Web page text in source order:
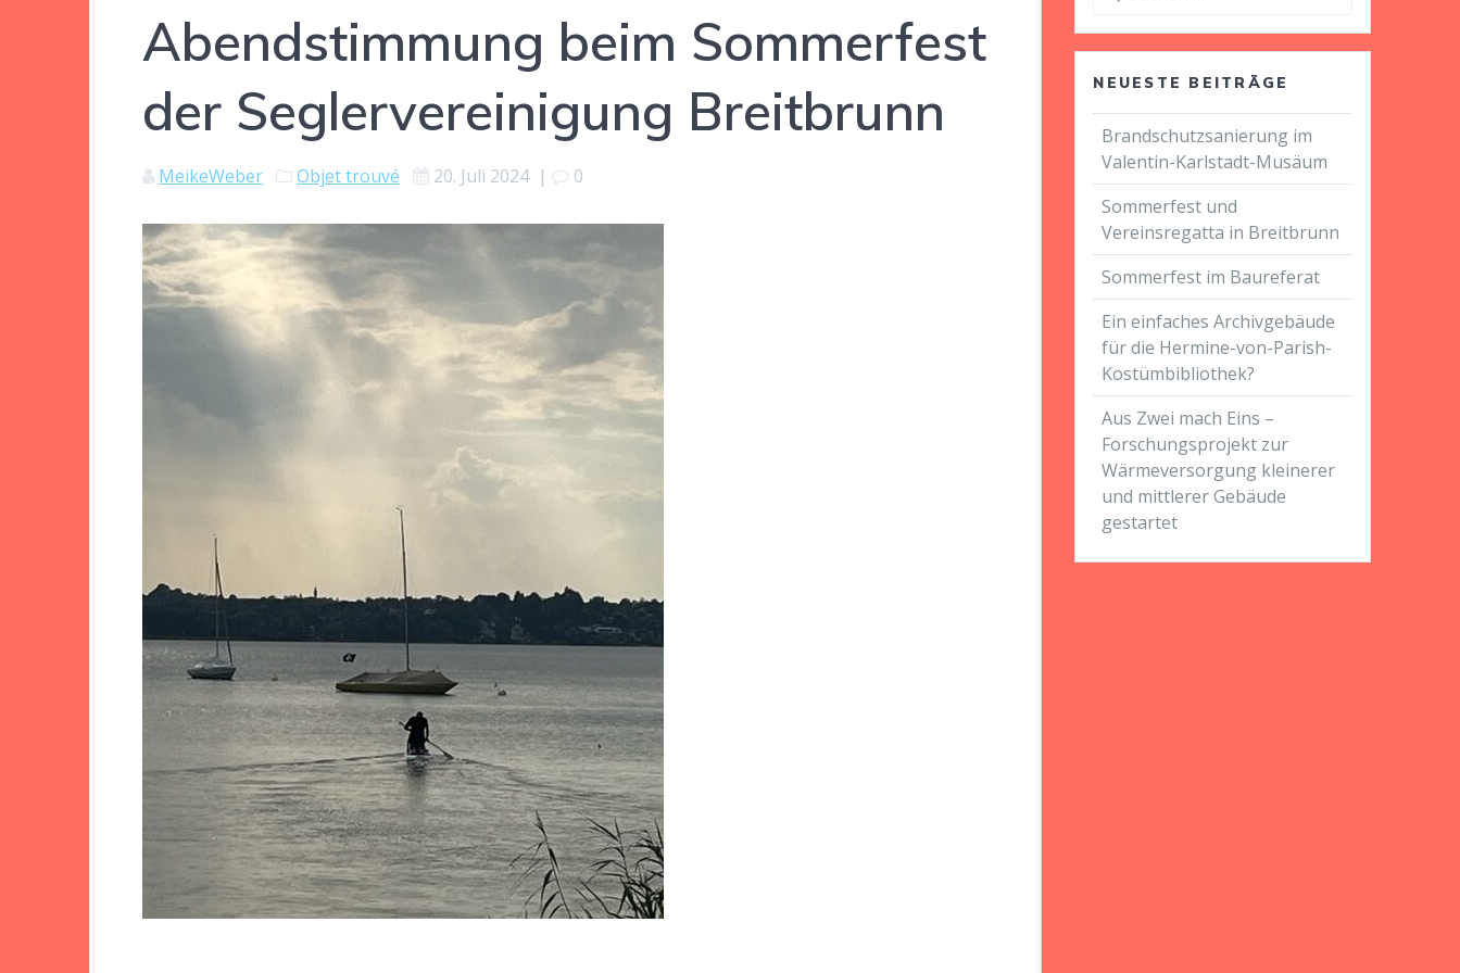
Abendstimmung beim Sommerfest
der Seglervereinigung Breitbrunn
MeikeWeber Objet trouvé 20. Juli 2024| 0
nach:
NEUESTE BEITRÄGE
Brandschutzsanierung im
Valentin-Karlstadt-Musäum
Sommerfest und
Vereinsregatta in Breitbrunn
Sommerfest im Baureferat
Ein einfaches Archivgebäude
für die Hermine-von-Parish-
Kostümbibliothek?
Aus Zwei mach Eins –
Forschungsprojekt zur
Wärmeversorgung kleinerer
und mittlerer Gebäude
gestartet